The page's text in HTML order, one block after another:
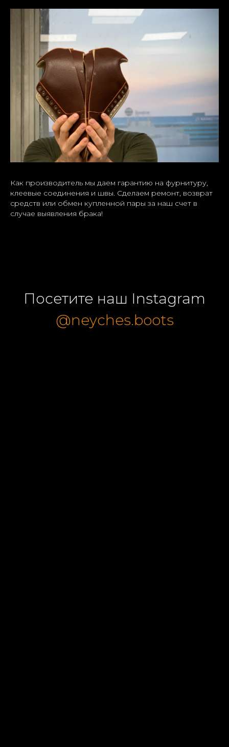
Как производитель мы даем гарантию на фурнитуру,
клеевые соединения и швы. Сделаем ремонт, возврат
средств или обмен купленной пары за наш счет в
случае выявления брака!
Посетите наш Instagram
@neyches.boots